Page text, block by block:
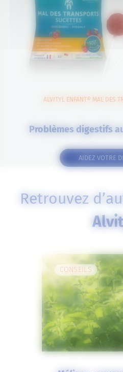
ALVITYL ENFANT® MAL DES
Problèmes digestifs
AIDEZ VOTRE
Retrouvez
CONSEILS